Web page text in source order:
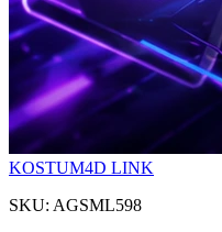
KOSTUM4D LINK
SKU: AGSML598